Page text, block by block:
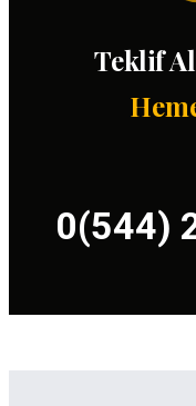
Teklif
0(544)